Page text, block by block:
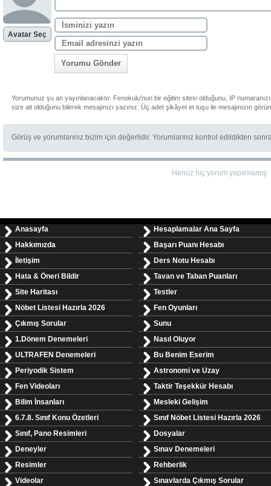
Avatar Seç
Yorumu Gönder
Yorumunuz şu an yayınlanacaktır. Fenokulu'nun bir eğitim sitesi olduğunu, IP
size ait olduğunu bilerek mesajınızı yazınız. Üç adet şikâyet et tuşu ile mesajınızın
Görüş ve yorumlarınız bizim için değerlidir. Yorumlarınız kontrol edildikten
Henüz hiç yorum yapılmamış
Anasayfa
Hakkımızda
İletişim
Hata & Öneri Bildir
Site Haritası
Nöbet Listesi Hazırla 2026
Çıkmış Sorular
1.Dönem Denemeleri
ULTRAFEN Denemeleri
Periyodik Sistem
Fen Videoları
Bilim İnsanları
6.7.8. Sınıf Konu Özetleri
Sınıf, Pano Resimleri
Deneyler
Resimler
Videolar
Hesaplamalar Ana Sayfa
Başarı Puanı Hesabı
Ders Notu Hesabı
Tavan ve Taban Puanları
Testler
Fen Oyunları
Sunu
Nasıl Oluyor
Bu Benim Eserim
Astronomi ve Uzay
Taktir Teşekkür Hesabı
Mesleki Gelişim
Sınıf Nöbet Listesi Hazırla 2026
Dosyalar
Sınav Denemeleri
Rehberlik
Sınavlarda Çıkmış Sorular